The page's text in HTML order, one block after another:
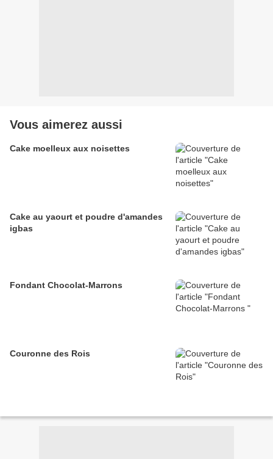
Vous aimerez aussi
Cake moelleux aux noisettes
Cake au yaourt et poudre d'amandes
igbas
Fondant Chocolat-Marrons
Couronne des Rois